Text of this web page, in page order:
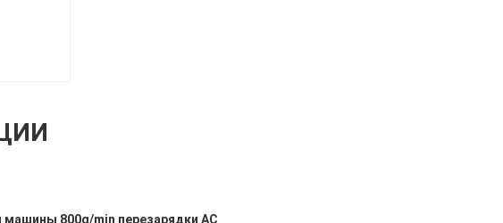
машины 800g/min перезарядки AC